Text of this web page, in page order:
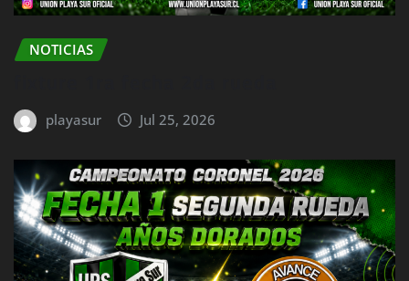
NOTICIAS
playasur Jul 25, 2026